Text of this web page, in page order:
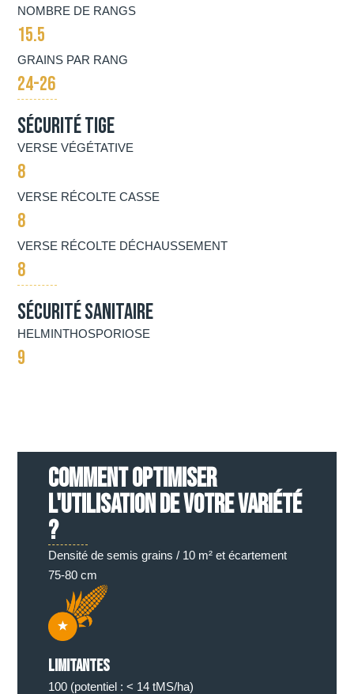
NOMBRE DE RANGS
15.5
GRAINS PAR RANG
24-26
Sécurité tige
VERSE VÉGÉTATIVE
8
VERSE RÉCOLTE CASSE
8
VERSE RÉCOLTE DÉCHAUSSEMENT
8
Sécurité Sanitaire
HELMINTHOSPORIOSE
9
COMMENT OPTIMISER
L'UTILISATION DE VOTRE VARIÉTÉ
?
Densité de semis grains / 10 m² et écartement
75-80 cm
Limitantes
100 (potentiel : < 14 tMS/ha)